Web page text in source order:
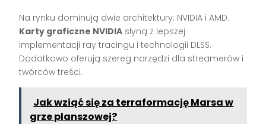
Na rynku dominują dwie architektury: NVIDIA i AMD.
Karty graficzne NVIDIA słyną z lepszej
implementacji ray tracingu i technologii DLSS.
Dodatkowo oferują szereg narzędzi dla streamerów i
twórców treści.
Jak wziąć się za terraformację Marsa w
grze planszowej?